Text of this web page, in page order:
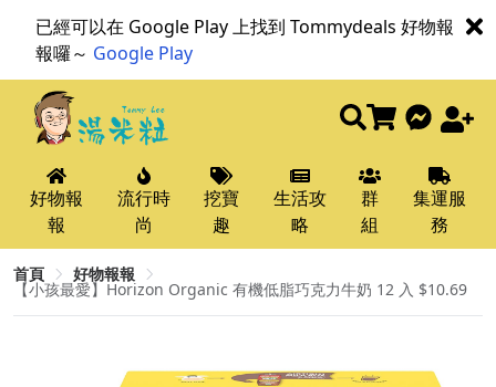
已經可以在 Google Play 上找到 Tommydeals 好物報
報囉～ Google Play
好物報
報
流行時
尚
挖寶
趣
生活攻
略
群
組
集運服
務
首頁 好物報報
【小孩最愛】Horizon Organic 有機低脂巧克力牛奶 12 入 $10.69